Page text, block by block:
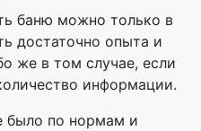
баню можно только в
достаточно опыта и
же в том случае, если
информации.
было по нормам и